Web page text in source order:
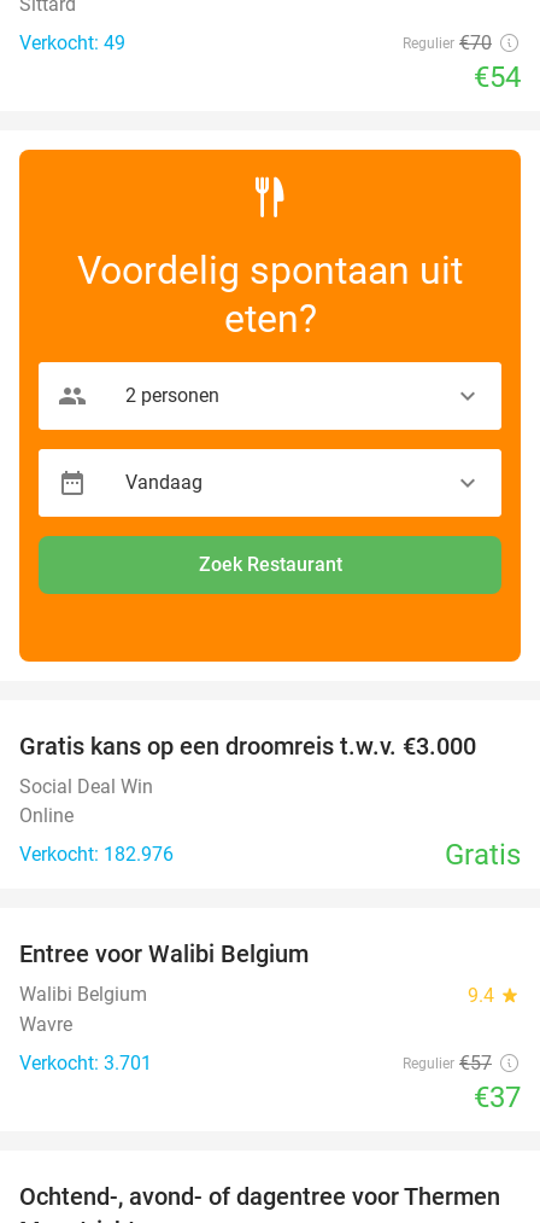
Verkocht: 49
Regulier €70
€54
Voordelig spontaan uit
eten?
Zoek Restaurant
Gratis kans op een droomreis t.w.v. €3.000
Social Deal Win
Online
Verkocht: 182.976
Gratis
Entree voor Walibi Belgium
Walibi Belgium 9.4 star
Wavre
Verkocht: 3.701
Regulier €57
€37
25%
Ochtend-, avond- of dagentree voor Thermen